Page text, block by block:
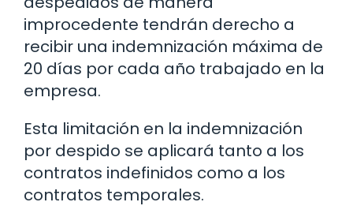
improcedente tendrán derecho a
recibir una indemnización máxima de
20 días por cada año trabajado en la
empresa.
Esta limitación en la indemnización
por despido se aplicará tanto a los
contratos indefinidos como a los
contratos temporales.